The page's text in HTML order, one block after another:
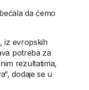
da ćemo
iz evropskih
potreba za
rezultatima,
dodaje se u